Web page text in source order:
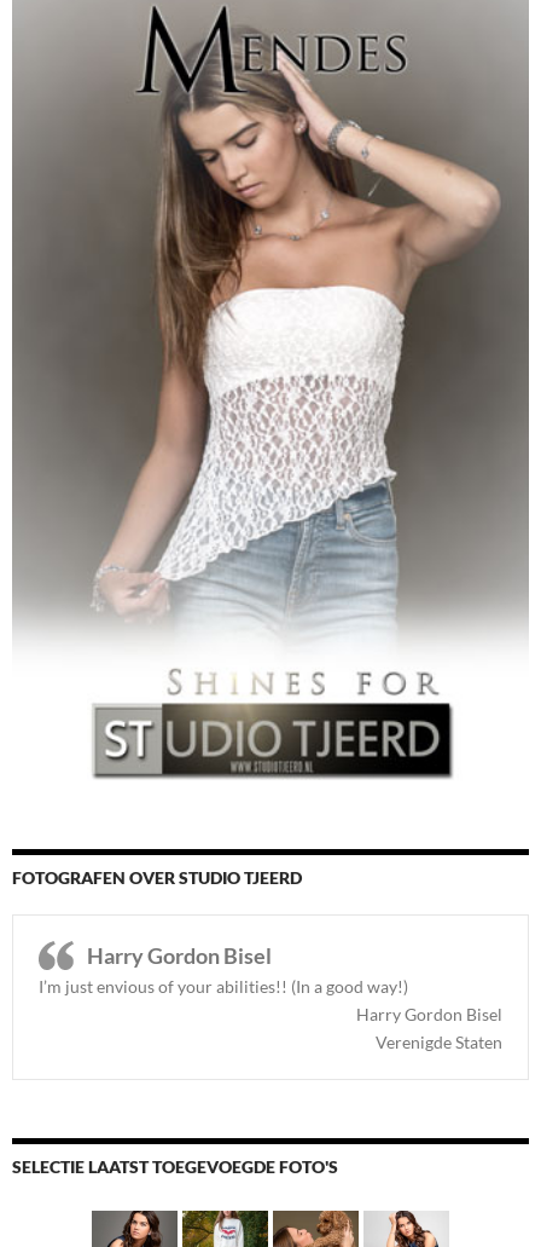
FOTOGRAFEN OVER STUDIO TJEERD
Harry Gordon Bisel
I’m just envious of your abilities!! (In a good way!)
Harry Gordon Bisel
Verenigde Staten
SELECTIE LAATST TOEGEVOEGDE FOTO'S